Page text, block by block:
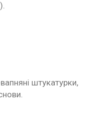
).
штукатурки,